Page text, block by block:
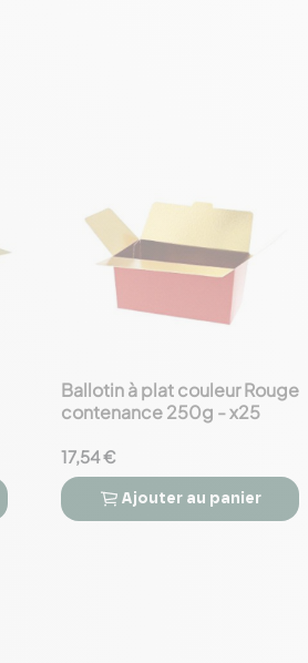
favorite_border
Ballotin à plat couleur Rouge
contenance 250g - x25
17,54 €
 
Ajouter au panier